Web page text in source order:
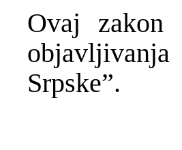
Ovaj zakon
Srpske”.